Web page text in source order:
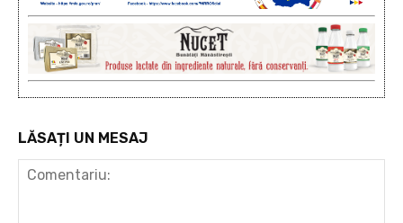
LĂSAȚI UN MESAJ